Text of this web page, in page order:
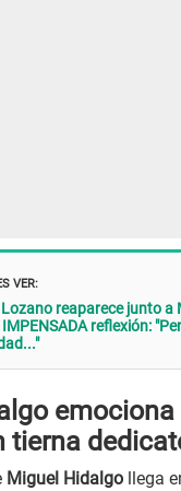
VER:
reaparece junto a
IMPENSADA reflexión:
emociona
tierna
Miguel Hidalgo llega